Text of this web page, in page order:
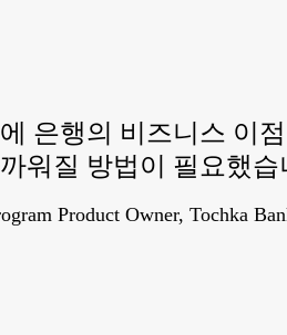
은행의 비즈니스 이
워질 방법이 필요했습
Product Owner, Tochka